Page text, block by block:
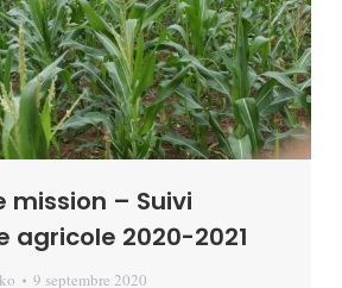
mission – Suivi
agricole 2020-2021
9 septembre 2020